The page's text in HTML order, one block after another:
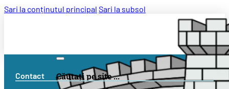
Sari la conținutul principal Sari la subsol
Căutați pe site ...
Contact